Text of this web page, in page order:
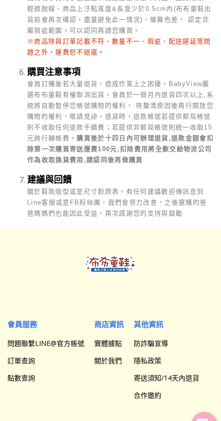
輕微脫線、商品上汙點寬度&長度少於0.5cm內(布布童鞋出
貨前會再次確認，盡量避免此一情況)、螢幕色差， 認定非
屬瑕疵範圍。可以認同再請您購買。
※商品除與訂單記載不符、數量不一、瑕疵、配送遲延等問
題之外，運費恕不退還。
購買注意事項
會員訂購後若大量退貨，造成作業上之困擾，BabyView嚴
選布布童鞋有權取消出貨。會員於一個月內退貨四次以上,系
統將自動暫停您帳號購物的權利， 待釐清原因後再行開放您
購物的權利，敬請見諒。 退貨時，退款帳號若提供郵局帳號
則不收取任何退款手續費；若提供非郵局帳號則統一收取15
元跨行轉帳費。 購買後於十四日內可辦理退貨,退款金額會扣
除第一次購買寄送運費100元,扣除費用將全數交給物流公司
作為收取換貨費用,請認同後再做購買
建議與回饋
關於鞋款版型或是尺寸對照表，有任何建議歡迎傳訊息到
Line客服或是FB粉絲團，我們會努力改善，之後選購的爸
爸媽媽們也能因此受益，再次感謝您的支持與鼓勵
會員服務
問題聯繫LINE@官方帳號
訂單查詢
點數查詢
商店資訊
實體據點
關於我們
其他資訊
防詐騙宣導
隱私政策
寄送須知/14天內退貨
合作邀約